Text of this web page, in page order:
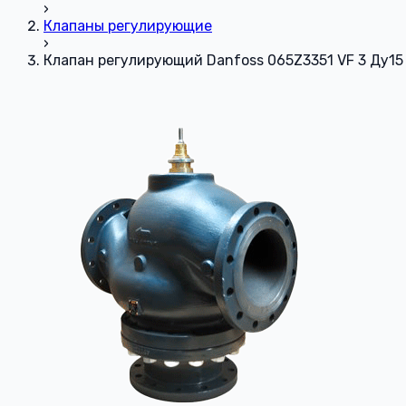
›
Клапаны регулирующие
›
Клапан регулирующий Danfoss 065Z3351 VF 3 Ду15